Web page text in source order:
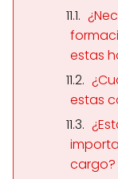
estas
estas
cargo?